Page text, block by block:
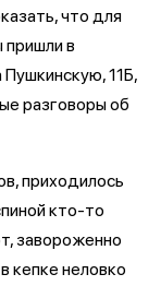
что для
пришли в
11Б,
разговоры об
приходилось
кто-то
завороженно
кепке неловко